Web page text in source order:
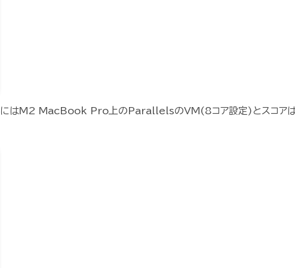
はM2 MacBook Pro上のParallelsのVM(8コア設定)とスコア